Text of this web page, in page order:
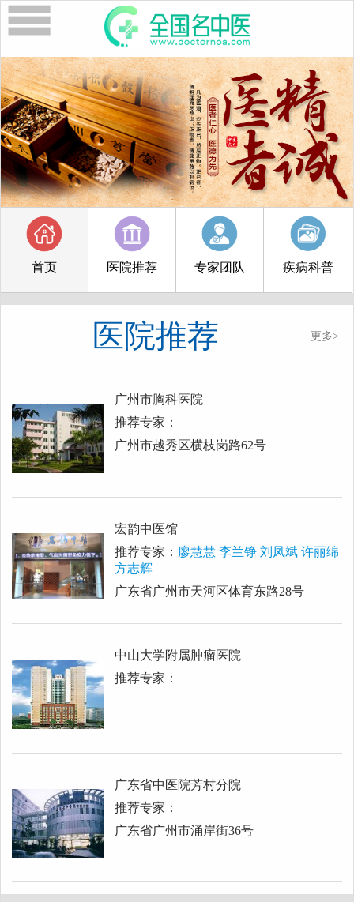
首页 医院推荐 专家团队 疾病科普
医院推荐 更多>
广州市胸科医院
推荐专家：
广州市越秀区横枝岗路62号
宏韵中医馆
推荐专家： 廖慧慧 李兰铮 刘凤斌 许丽绵
方志辉
广东省广州市天河区体育东路28号
中山大学附属肿瘤医院
推荐专家：
广东省中医院芳村分院
推荐专家：
广东省广州市涌岸街36号